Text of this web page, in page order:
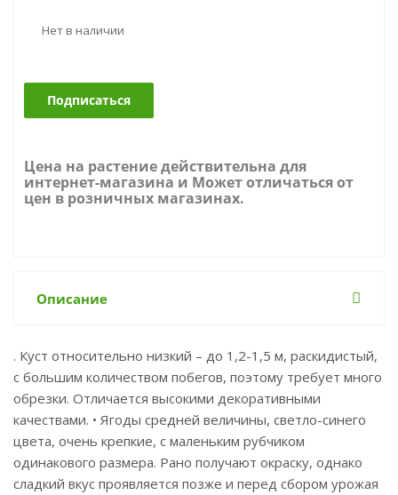
Нет в наличии
Подписаться
Цена на растение действительна для
интернет-магазина и Может отличаться от
цен в розничных магазинах.
Описание
. Куст относительно низкий – до 1,2-1,5 м, раскидистый,
с большим количеством побегов, поэтому требует много
обрезки. Отличается высокими декоративными
качествами. • Ягоды средней величины, светло-синего
цвета, очень крепкие, с маленьким рубчиком
одинакового размера. Рано получают окраску, однако
сладкий вкус проявляется позже и перед сбором урожая